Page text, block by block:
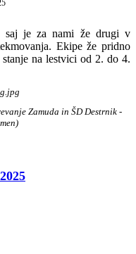
saj je za nami že drugi v
Ekipe že pridno
na lestvici od 2. do 4.
Zamuda in ŠD Destrnik -
)